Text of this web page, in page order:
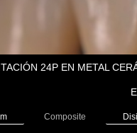
24P EN METAL
Composite